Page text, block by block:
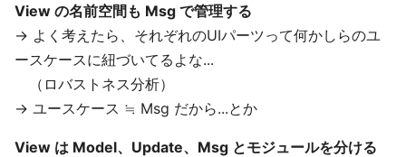
View の名前空間も Msg で管理する
→ よく考えたら、それぞれのUIパーツって何かしらのユ
ースケースに紐づいてるよな...
（ロバストネス分析）
→ ユースケース ≒ Msg だから...とか
View は Model、Update、Msg とモジュールを分ける